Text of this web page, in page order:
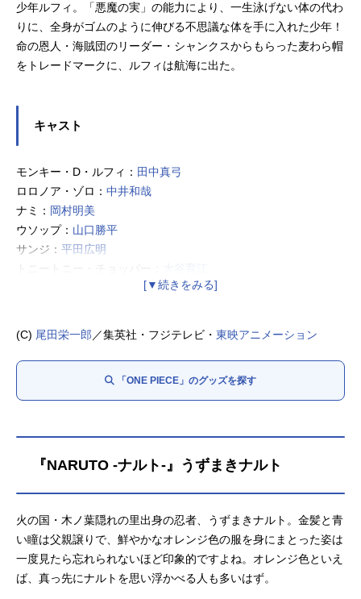
少年ルフィ。「悪魔の実」の能力により、一生泳げない体の代わ
りに、全身がゴムのように伸びる不思議な体を手に入れた少年！
命の恩人・海賊団のリーダー・シャンクスからもらった麦わら帽
をトレードマークに、ルフィは航海に出た。
キャスト
モンキー・D・ルフィ： 田中真弓
ロロノア・ゾロ： 中井和哉
ナミ： 岡村明美
ウソップ： 山口勝平
サンジ： 平田広明
山口由里子
ブルック：
チョー
シャンクス：池田秀一
マーシャル・D・ティーチ：大塚明夫
ボルサリーノ〈黄猿〉：置鮎龍太郎
サボ： 入野自由
モンキー・D・ドラゴン：柴田秀勝
(C) 尾田栄一郎／集英社・フジテレビ・ 東映アニメーション
「ONE PIECE」のグッズを探す
『NARUTO -ナルト-』うずまきナルト
火の国・木ノ葉隠れの里出身の忍者、うずまきナルト。金髪と青
い瞳は父親譲りで、鮮やかなオレンジ色の服を身にまとった姿は
一度見たら忘れられないほど印象的ですよね。オレンジ色といえ
ば、真っ先にナルトを思い浮かべる人も多いはず。